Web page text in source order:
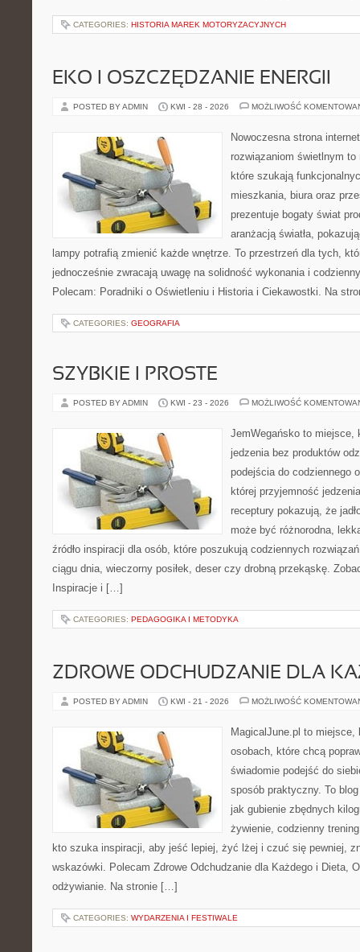
CATEGORIES: HISTORIA MAREK MOTORYZACYJNYCH
EKO I OSZCZĘDZANIE ENERGII
POSTED BY ADMIN KWI - 28 - 2026 MOŻLIWOŚĆ
Nowoczesna strona
rozwiązaniom świetlnym
które szukają
mieszkania, biura oraz
prezentuje bogaty świat
aranżacją światła,
lampy potrafią zmienić każde wnętrze. To przestrzeń dla tych,
jednocześnie zwracają uwagę na solidność wykonania i
Polecam: Poradniki o Oświetleniu i Historia i Ciekawostki. Na
CATEGORIES: GEOGRAFIA
SZYBKIE I PROSTE
POSTED BY ADMIN KWI - 23 - 2026 MOŻLIWOŚĆ
JemWegańsko to miejsce,
jedzenia bez produktów
podejścia do codziennego
której przyjemność
receptury pokazują, że
może być różnorodna,
źródło inspiracji dla osób, które poszukują codziennych
ciągu dnia, wieczorny posiłek, deser czy drobną przekąskę.
Inspiracje i […]
CATEGORIES: PEDAGOGIKA I METODYKA
ZDROWE ODCHUDZANIE DLA
POSTED BY ADMIN KWI - 21 - 2026 MOŻLIWOŚĆ
MagicalJune.pl to miejsce,
osobach, które chcą
świadomie podejść do
sposób praktyczny. To
jak gubienie zbędnych
żywienie, codzienny
kto szuka inspiracji, aby jeść lepiej, żyć lżej i czuć się pewniej,
wskazówki. Polecam Zdrowe Odchudzanie dla Każdego i Dieta,
odżywianie. Na stronie […]
CATEGORIES: WYDARZENIA I FESTIWALE